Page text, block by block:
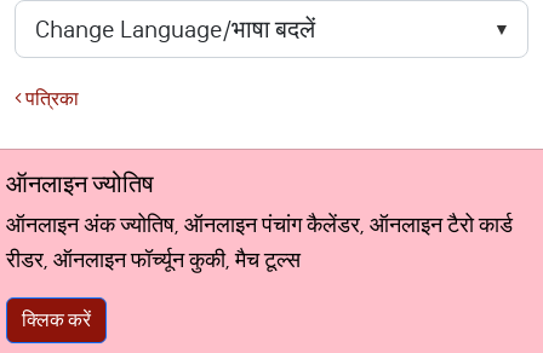
पत्रिका
ऑनलाइन ज्योतिष
ऑनलाइन अंक ज्योतिष, ऑनलाइन पंचांग कैलेंडर, ऑनलाइन टैरो कार्ड
रीडर, ऑनलाइन फॉर्च्यून कुकी, मैच टूल्स
क्लिक करें